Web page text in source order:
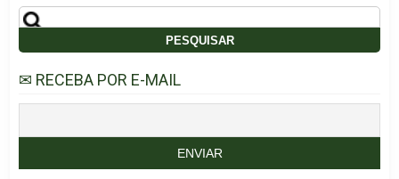
✉ RECEBA POR E-MAIL